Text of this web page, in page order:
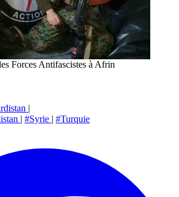
Forces Antifascistes à Afrin
|
| #Syrie | #Turquie